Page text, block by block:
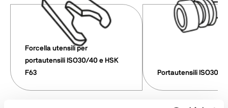
Forcella utensili per
portautensili ISO30/40 e HSK
F63
Portautensili ISO30 -